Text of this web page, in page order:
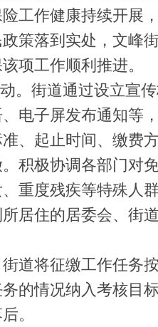
工作健康持续开展
策落到实处，文峰
项工作顺利推进。
。街道通过设立宣
电子屏发布通知等
、起止时间、缴费
积极协调各部门对
重度残疾等特殊人
居住的居委会、街
道将征缴工作任务
的情况纳入考核目
。